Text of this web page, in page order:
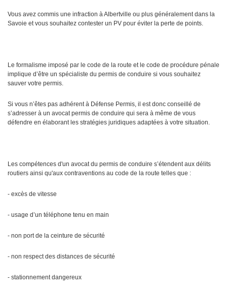
Vous avez commis une infraction à Albertville ou plus généralement dans la
Savoie et vous souhaitez contester un PV pour éviter la perte de points.
Le formalisme imposé par le code de la route et le code de procédure pénale
implique d’être un spécialiste du permis de conduire si vous souhaitez
sauver votre permis.
Si vous n’êtes pas adhérent à Défense Permis, il est donc conseillé de
s’adresser à un avocat permis de conduire qui sera à même de vous
défendre en élaborant les stratégies juridiques adaptées à votre situation.
Les compétences d'un avocat du permis de conduire s’étendent aux délits
routiers ainsi qu'aux contraventions au code de la route telles que :
- excès de vitesse
- usage d’un téléphone tenu en main
- non port de la ceinture de sécurité
- non respect des distances de sécurité
- stationnement dangereux